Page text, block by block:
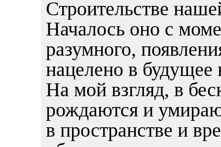
Строительстве
Началось оно с
разумного,
нацелено в
На мой взгляд, в
рождаются и
в пространстве и